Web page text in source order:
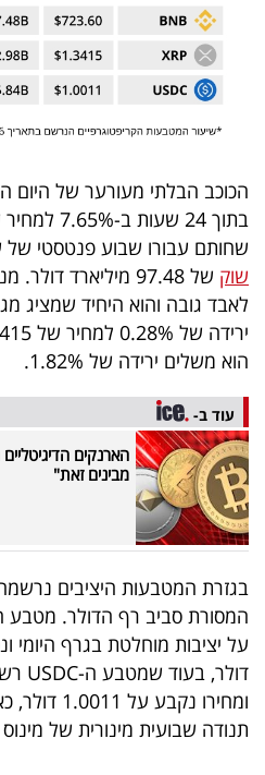
דרושים
ניוזלטרים
מייל
אדום
פרסמו
באייס
אחרינו:
שחותם עבורו שבוע פנטסטי של
שוק
לאבד גובה והוא היחיד שמציג
הוא משלים ירידה של 1.82%.
עוד ב-
הארנקים
מבינים זאת"
בגזרת המטבעות היציבים
ומחירו
תנודה שבועית מינורית של